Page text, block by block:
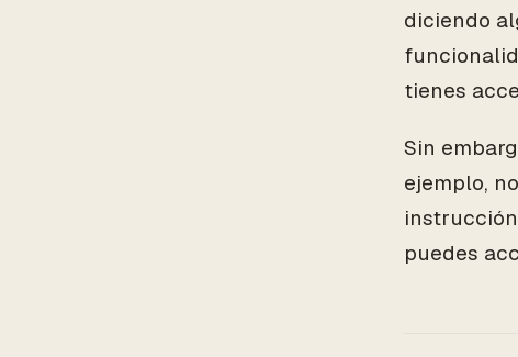
diciendo
tienes
Sin
ejemplo,
puedes